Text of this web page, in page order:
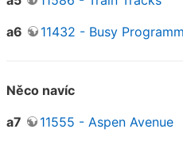
a6
11432 - Busy
Něco navíc
a7
11555 - Aspen Avenue